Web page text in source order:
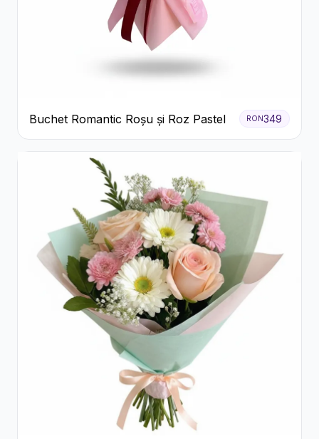
Buchet Romantic Roșu și Roz Pastel RON349